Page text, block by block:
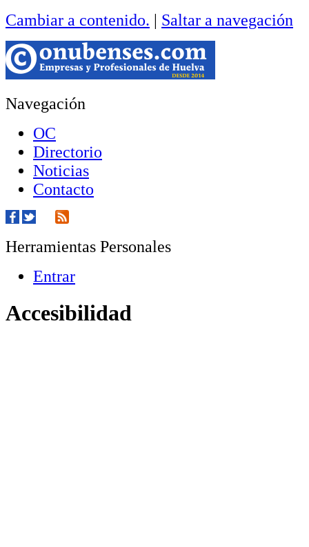
Cambiar a contenido. | Saltar a navegación
Navegación
OC
Directorio
Noticias
Contacto
Herramientas Personales
Entrar
Accesibilidad